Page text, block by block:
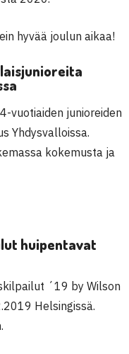
hyvää joulun aikaa!
vuotiaiden junioreiden
Yhdysvalloissa.
kokemusta ja
huipentavat
´19 by Wilson
Helsingissä.